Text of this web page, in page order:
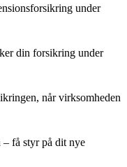
under
din forsikring under
når virksomheden
– få styr på dit nye